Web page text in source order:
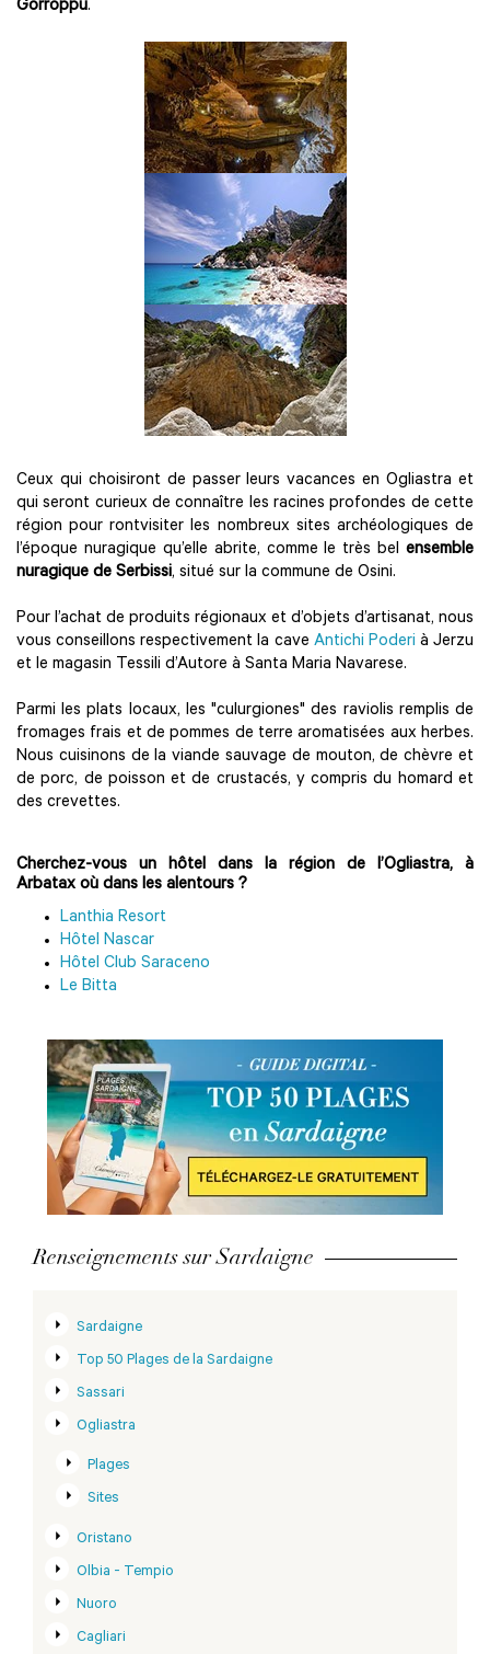
Gorroppu.
Ceux qui choisiront de passer leurs vacances en Ogliastra et
qui seront curieux de connaître les racines profondes de cette
région pour rontvisiter les nombreux sites archéologiques de
l’époque nuragique qu’elle abrite, comme le très bel ensemble
nuragique de Serbissi, situé sur la commune de Osini.
Pour l’achat de produits régionaux et d’objets d’artisanat, nous
vous conseillons respectivement la cave Antichi Poderi à Jerzu
et le magasin Tessili d’Autore à Santa Maria Navarese.
Parmi les plats locaux, les "culurgiones" des raviolis remplis de
fromages frais et de pommes de terre aromatisées aux herbes.
Nous cuisinons de la viande sauvage de mouton, de chèvre et
de porc, de poisson et de crustacés, y compris du homard et
des crevettes.
Cherchez-vous un hôtel dans la région de l’Ogliastra, à
Arbatax où dans les alentours ?
Lanthia Resort
Hôtel Nascar
Hôtel Club Saraceno
Le Bitta
Renseignements sur Sardaigne
Sardaigne
Top 50 Plages de la Sardaigne
Sassari
Ogliastra
Plages
Sites
Oristano
Olbia - Tempio
Nuoro
Cagliari